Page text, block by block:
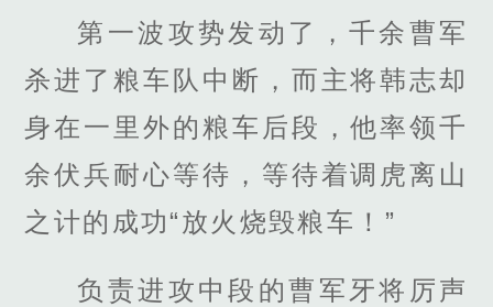
第一波攻势发动了，千余曹军
杀进了粮车队中断，而主将韩志却
身在一里外的粮车后段，他率领千
余伏兵耐心等待，等待着调虎离山
之计的成功“放火烧毁粮车！”
负责进攻中段的曹军牙将厉声